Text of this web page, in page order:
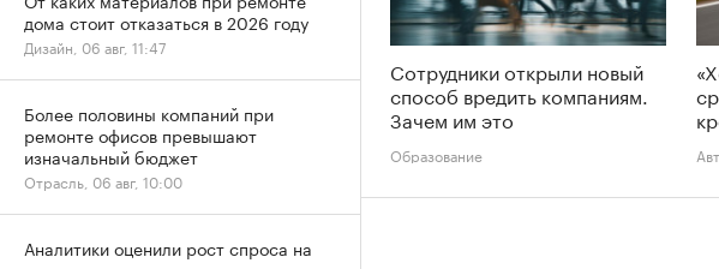
Сотрудники открыли новый
способ вредить компаниям.
Зачем им это
Образование
дома стоит отказаться в 2026 году
Дизайн, 06 авг, 11:47
Более половины компаний при
ремонте офисов превышают
изначальный бюджет
Отрасль, 06 авг, 10:00
Аналитики оценили рост спроса на